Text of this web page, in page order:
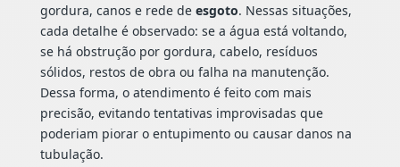
gordura, canos e rede de esgoto. Nessas situações,
cada detalhe é observado: se a água está voltando,
se há obstrução por gordura, cabelo, resíduos
sólidos, restos de obra ou falha na manutenção.
Dessa forma, o atendimento é feito com mais
precisão, evitando tentativas improvisadas que
poderiam piorar o entupimento ou causar danos na
tubulação.